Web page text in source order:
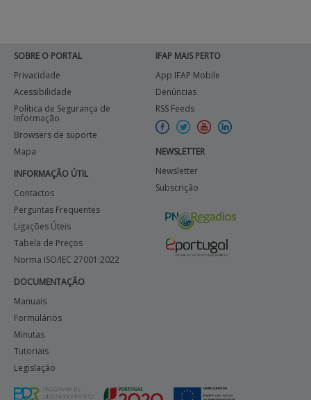
SOBRE O PORTAL
Privacidade
Acessibilidade
Política de Segurança de
Informação
Browsers de suporte
Mapa
INFORMAÇÃO ÚTIL
Contactos
Perguntas Frequentes
Ligações Úteis
Tabela de Preços
Norma ISO/IEC 27001:2022
DOCUMENTAÇÃO
Manuais
Formulários
Minutas
Tutoriais
Legislação
IFAP MAIS PERTO
App IFAP Mobile
Denúncias
RSS Feeds
NEWSLETTER
Newsletter
Subscrição